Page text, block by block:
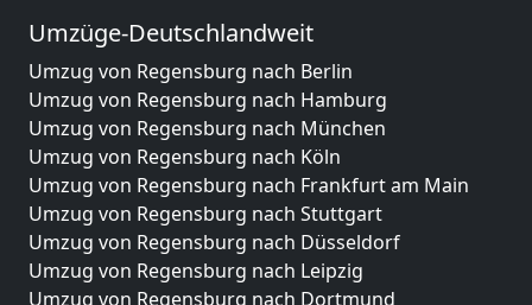
Umzüge-Deutschlandweit
Umzug von Regensburg nach Berlin
Umzug von Regensburg nach Hamburg
Umzug von Regensburg nach München
Umzug von Regensburg nach Köln
Umzug von Regensburg nach Frankfurt am Main
Umzug von Regensburg nach Stuttgart
Umzug von Regensburg nach Düsseldorf
Umzug von Regensburg nach Leipzig
Umzug von Regensburg nach Dortmund